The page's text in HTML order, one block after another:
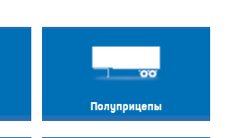
Полуприцепы